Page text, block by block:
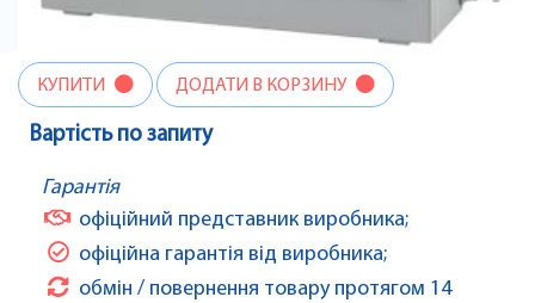
КУПИТИ ДОДАТИ В КОРЗИНУ
Вартість по запиту
Гарантія
офіційний представник виробника;
офіційна гарантія від виробника;
обмін / повернення товару протягом 14